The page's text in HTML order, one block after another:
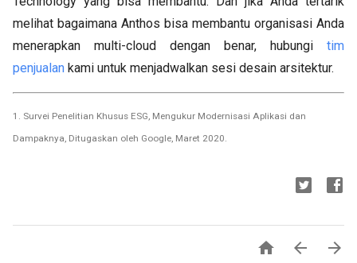
melihat bagaimana Anthos bisa membantu organisasi Anda
menerapkan multi-cloud dengan benar, hubungi tim
penjualan kami untuk menjadwalkan sesi desain arsitektur.
1. Survei Penelitian Khusus ESG, Mengukur Modernisasi Aplikasi dan
Dampaknya, Ditugaskan oleh Google, Maret 2020.
  